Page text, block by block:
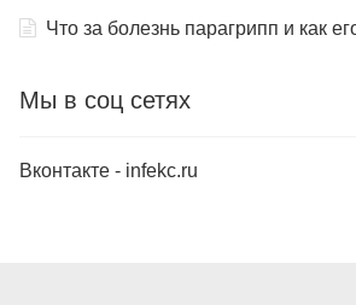
Что за болезнь парагрипп и как
Мы в соц сетях
Вконтакте - infekc.ru